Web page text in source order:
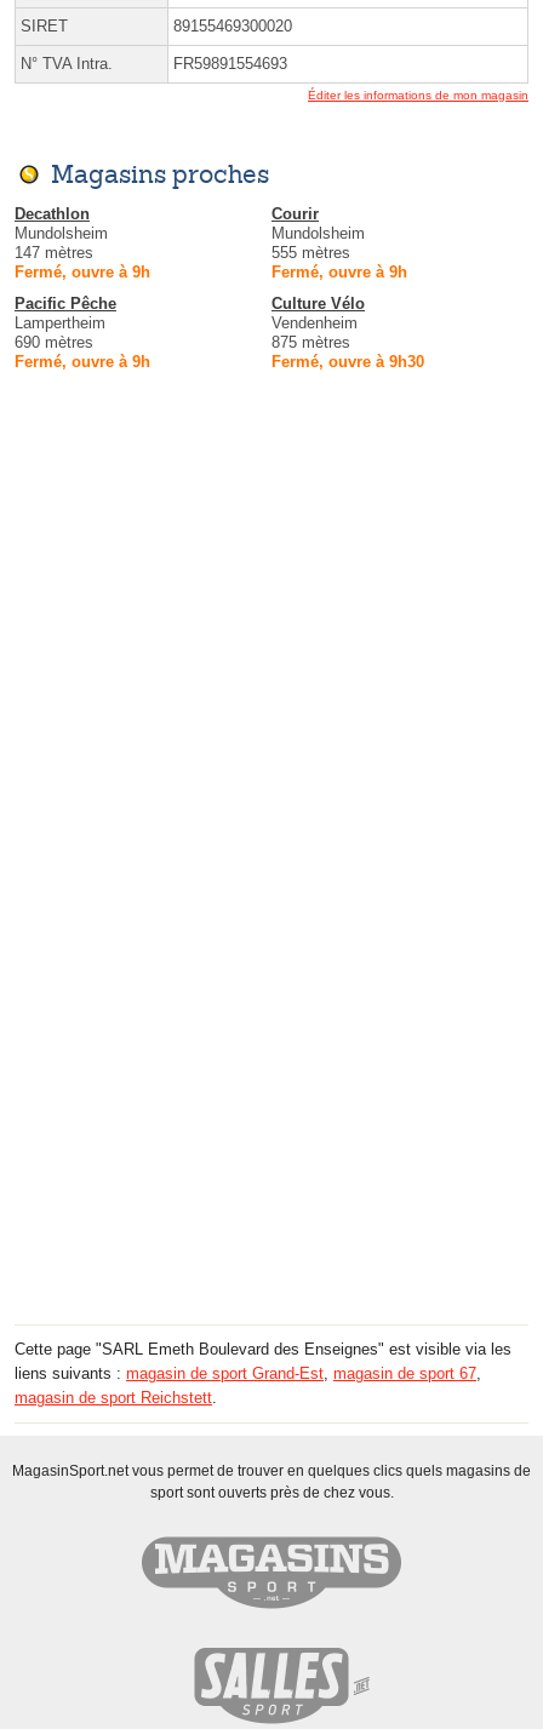
SIRET 89155469300020
N° TVA Intra. FR59891554693
Éditer les informations de mon magasin
Magasins proches
Decathlon
Mundolsheim
147 mètres
Fermé, ouvre à 9h
Courir
Mundolsheim
555 mètres
Fermé, ouvre à 9h
Pacific Pêche
Lampertheim
690 mètres
Fermé, ouvre à 9h
Culture Vélo
Vendenheim
875 mètres
Fermé, ouvre à 9h30
Cette page "SARL Emeth Boulevard des Enseignes" est visible via les
liens suivants : magasin de sport Grand-Est, magasin de sport 67,
magasin de sport Reichstett.
MagasinSport.net vous permet de trouver en quelques clics quels magasins de
sport sont ouverts près de chez vous.